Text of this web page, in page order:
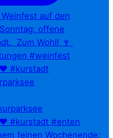
feinen Wochenende: